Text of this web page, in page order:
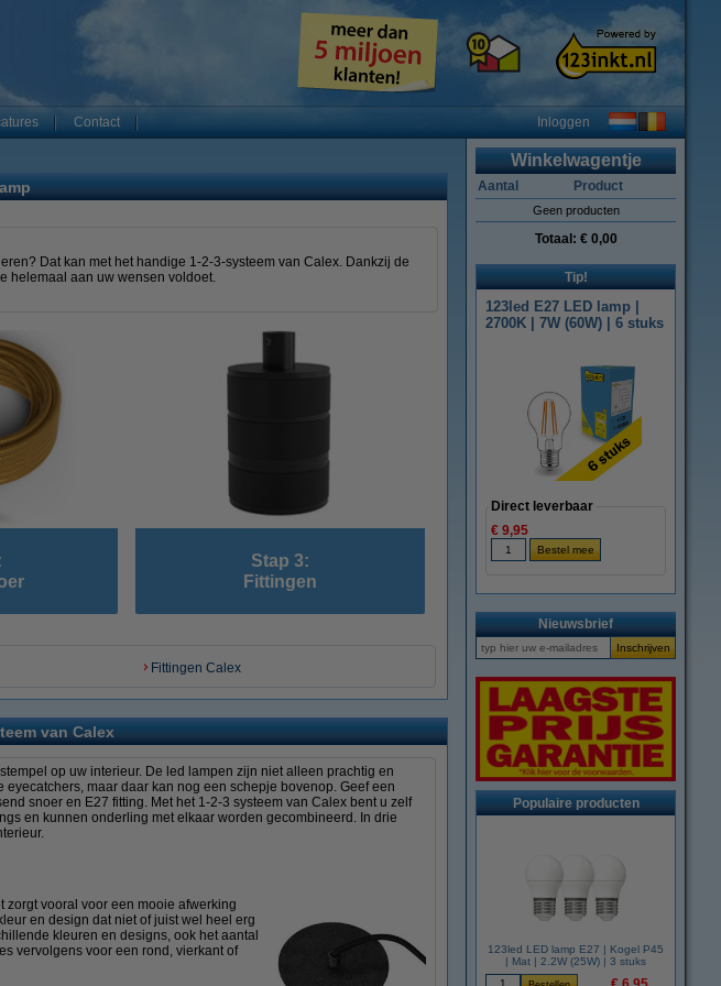
Contact Inloggen
Dat kan met het handige 1-2-3-systeem van Calex. Dankzij de
helemaal aan uw wensen voldoet.
Stap 3:
Fittingen
Fittingen Calex
van Calex
op uw interieur. De led lampen zijn niet alleen prachtig en
maar daar kan nog een schepje bovenop. Geef een
snoer en E27 fitting. Met het 1-2-3 systeem van Calex bent u zelf
en kunnen onderling met elkaar worden gecombineerd. In drie
vooral voor een mooie afwerking
en design dat niet of juist wel heel erg
kleuren en designs, ook het aantal
vervolgens voor een rond, vierkant of
Winkelwagentje
Aantal Product
Geen producten
Totaal: € 0,00
Tip!
123led E27 LED lamp |
2700K | 7W (60W) | 6 stuks
Direct leverbaar
€ 9,95
Nieuwsbrief
Populaire producten
123led LED lamp E27 | Kogel P45
| Mat | 2.2W (25W) | 3 stuks